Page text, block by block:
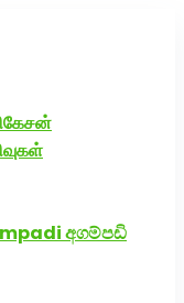
අගම්පඩි